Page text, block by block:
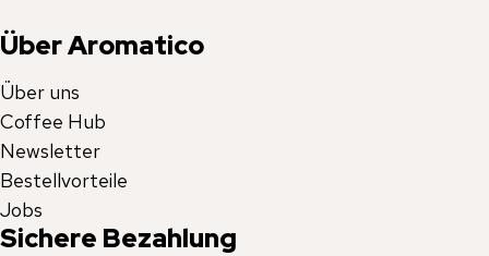
Über Aromatico
Über uns
Coffee Hub
Newsletter
Bestellvorteile
Jobs
Sichere Bezahlung